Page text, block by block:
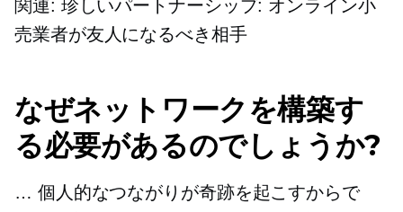
関連: 珍しいパートナーシップ: オンライン小
売業者が友人になるべき相手
なぜネットワークを構築す
る必要があるのでしょうか?
… 個人的なつながりが奇跡を起こすからで